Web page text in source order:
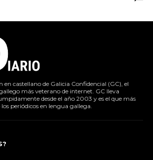
en castellano de Galicia Confidencial (GC), el
más veterano de internet. GC lleva
desde el año 2003 y es el que más
periódicos en lengua gallega.